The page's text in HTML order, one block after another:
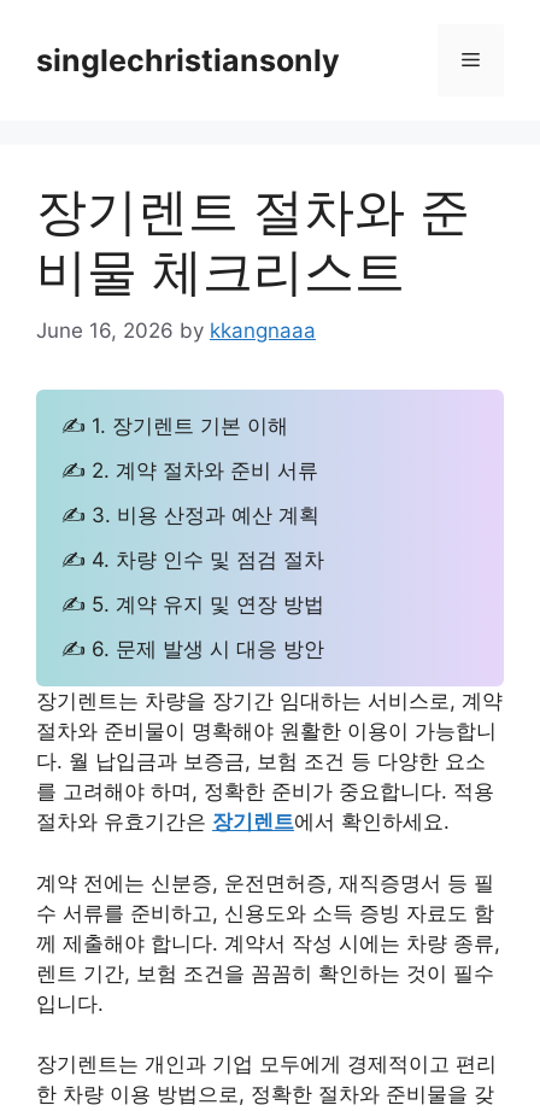
contentsinglechristiansonly Menu
장기렌트 절차와 준
비물 체크리스트
June 16, 2026 by kkangnaaa
✍ 1. 장기렌트 기본 이해
✍ 2. 계약 절차와 준비 서류
✍ 3. 비용 산정과 예산 계획
✍ 4. 차량 인수 및 점검 절차
✍ 5. 계약 유지 및 연장 방법
✍ 6. 문제 발생 시 대응 방안
장기렌트는 차량을 장기간 임대하는 서비스로, 계약
절차와 준비물이 명확해야 원활한 이용이 가능합니
다. 월 납입금과 보증금, 보험 조건 등 다양한 요소
를 고려해야 하며, 정확한 준비가 중요합니다. 적용
절차와 유효기간은 장기렌트에서 확인하세요.
계약 전에는 신분증, 운전면허증, 재직증명서 등 필
수 서류를 준비하고, 신용도와 소득 증빙 자료도 함
께 제출해야 합니다. 계약서 작성 시에는 차량 종류,
렌트 기간, 보험 조건을 꼼꼼히 확인하는 것이 필수
입니다.
장기렌트는 개인과 기업 모두에게 경제적이고 편리
한 차량 이용 방법으로, 정확한 절차와 준비물을 갖